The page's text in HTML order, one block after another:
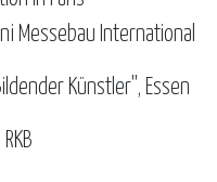
Messebau International
Künstler", Essen